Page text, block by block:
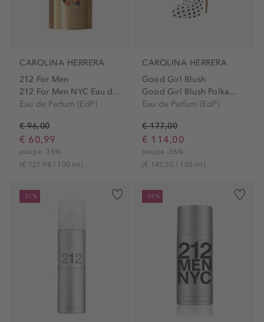
CAROLINA HERRERA
212 For Men
212 For Men NYC Eau de...
Eau de Parfum (EdP)
€ 96,00
€ 60,99
poupe -36%
(€ 121,98 / 100 ml)
CAROLINA HERRERA
Good Girl Blush
Good Girl Blush Polka...
Eau de Parfum (EdP)
€ 177,00
€ 114,00
poupe -36%
(€ 142,50 / 100 ml)
-37% -34%